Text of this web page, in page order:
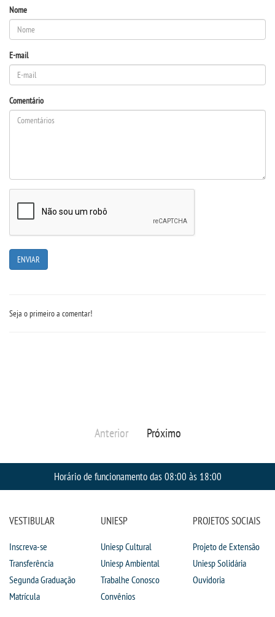
Nome
E-mail
Comentário
Seja o primeiro a comentar!
Anterior Próximo
Horário de funcionamento das 08:00 às 18:00
VESTIBULAR
Inscreva-se
Transferência
Segunda Graduação
Matrícula
UNIESP
Uniesp Cultural
Uniesp Ambiental
Trabalhe Conosco
Convênios
PROJETOS SOCIAIS
Projeto de Extensão
Uniesp Solidária
Ouvidoria